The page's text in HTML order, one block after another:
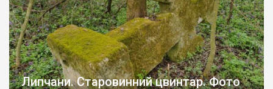
Липчани. Старовинний цвинтар. Фото